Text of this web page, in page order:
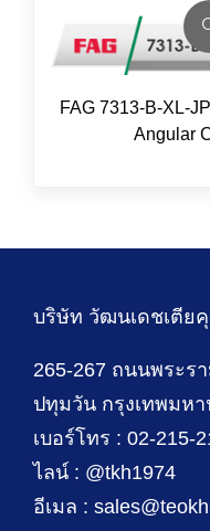
FAG 7313-B-XL-
Angular
บริษัท วัฒนเดชเตียคุ
265-267 ถนนพระร
ปทุมวัน กรุงเทพมห
เบอร์โทร : 02-215-
ไลน์ : @tkh1974
อีเมล :